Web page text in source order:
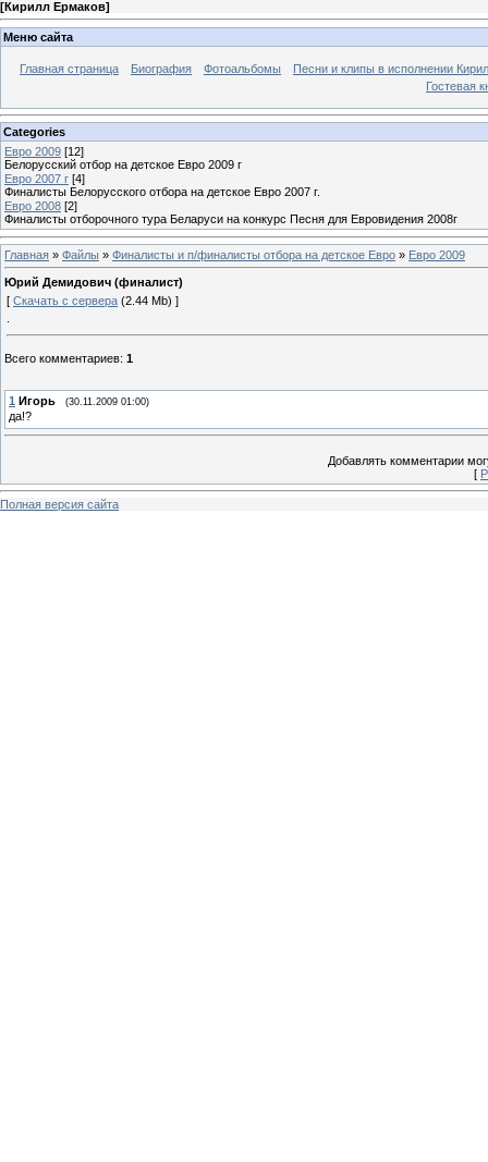
[Кирилл Ермаков]
Меню сайта
Главная страница Биография Фотоальбомы
Песни и клипы в исполнении
Гостевая
Categories
Евро 2009 [12]
Белорусский отбор на детское Евро 2009 г
Евро 2007 г [4]
Финалисты Белорусского отбора на детское Евро 2007 г.
Евро 2008 [2]
Финалисты отборочного тура Беларуси на конкурс Песня для Евровидения 2008г
Главная » Файлы » Финалисты и п/финалисты отбора на детское Евро » Евро 2009
Юрий Демидович (финалист)
[ Скачать с сервера (2.44 Mb) ]
Всего комментариев: 1
1 Игорь (30.11.2009 01:00)
да!?
Добавлять комментарии
[
Полная версия сайта